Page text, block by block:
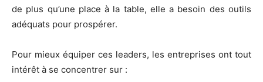
de plus qu’une place à la table, elle a besoin des outils
adéquats pour prospérer.
Pour mieux équiper ces leaders, les entreprises ont tout
intérêt à se concentrer sur :